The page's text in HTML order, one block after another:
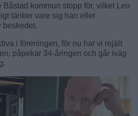
Båstad kommun stopp för, vilket Leo
tänker vare sig han eller
beskedet.
i föreningen, för nu har vi rejält
påpekar 34-åringen och går iväg